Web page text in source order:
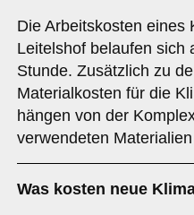
Die Arbeitskosten eines
Leitelshof belaufen sich
Stunde. Zusätzlich zu
Materialkosten für die
hängen von der
verwendeten
Was kosten neue